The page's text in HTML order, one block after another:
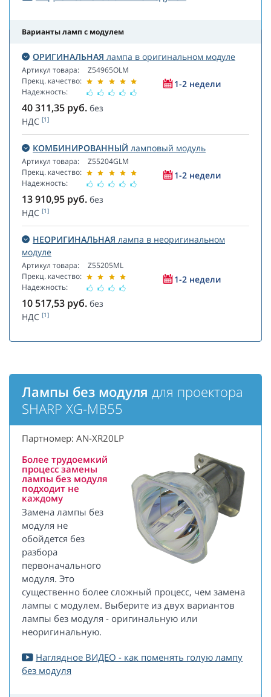
Варианты ламп с модулем
ОРИГИНАЛЬНАЯ лампа в оригинальном модуле
Артикул товара:
Прекц. качество:
Надежность:
Z54965OLM
1-2 недели
40 311,35 руб. без
НДС [1]
КОМБИНИРОВАННЫЙ ламповый модуль
Артикул товара:
Прекц. качество:
Надежность:
Z55204GLM
1-2 недели
13 910,95 руб. без
НДС [1]
НЕОРИГИНАЛЬНАЯ лампа в неоригинальном
модуле
Артикул товара:
Прекц. качество:
Надежность:
Z55205ML
1-2 недели
10 517,53 руб. без
НДС [1]
Лампы без модуля для проектора
SHARP XG-MB55
Партномер: AN-XR20LP
Более трудоемкий
процесс замены
лампы без модуля
подходит не
каждому
Замена лампы без
модуля не
обойдется без
разбора
первоначального
модуля. Это
существенно более сложный процесс, чем замена
лампы с модулем. Выберите из двух вариантов
лампы без модуля - оригинальную или
неоригинальную.
Наглядное ВИДЕО - как поменять голую лампу
без модуля